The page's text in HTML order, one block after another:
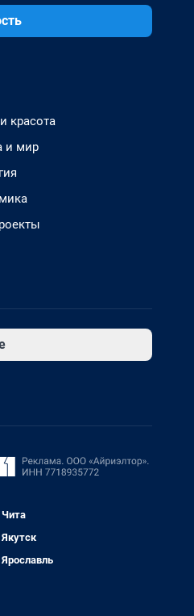
красота
и мир
Чита
Якутск
Ярославль